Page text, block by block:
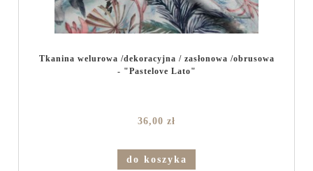
Tkanina welurowa /dekoracyjna / zasłonowa /obrusowa
- "Pastelove Lato"
36,00 zł
do koszyka